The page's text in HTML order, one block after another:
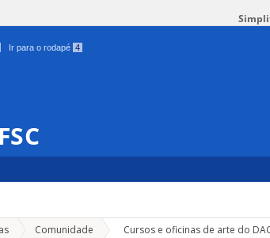
Ir para o rodapé 4
Comunidade » Cursos e oficinas de arte do